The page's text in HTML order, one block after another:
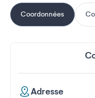
Coordonnées
Adresse